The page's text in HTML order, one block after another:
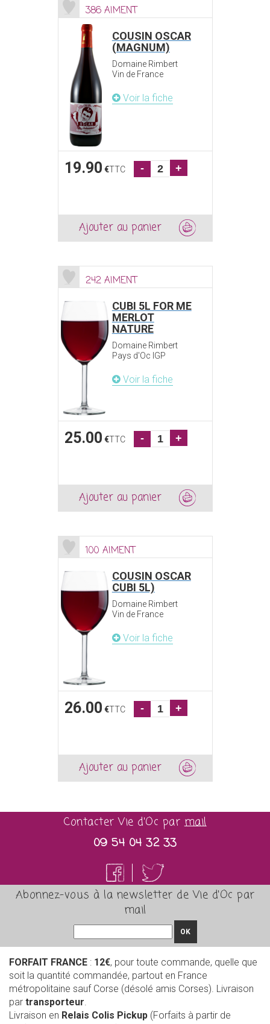
386 AIMENT
COUSIN OSCAR
(MAGNUM)
Domaine Rimbert
Vin de France
Voir la fiche
19.90 €TTC - +
Ajouter au panier
242 AIMENT
CUBI 5L FOR ME
MERLOT
NATURE
Domaine Rimbert
Pays d'Oc IGP
Voir la fiche
25.00 €TTC - +
Ajouter au panier
100 AIMENT
COUSIN OSCAR
CUBI 5L)
Domaine Rimbert
Vin de France
Voir la fiche
26.00 €TTC - +
Ajouter au panier
Contacter Vie d'Oc parmail
09 54 04 32 33
Abonnez-vous à la newsletter de Vie d'Oc par
mail
OK
FORFAIT FRANCE : 12€, pour toute commande, quelle que
soit la quantité commandée, partout en France
métropolitaine sauf Corse (désolé amis Corses). Livraison
par transporteur.
Livraison en Relais Colis Pickup (Forfaits à partir de